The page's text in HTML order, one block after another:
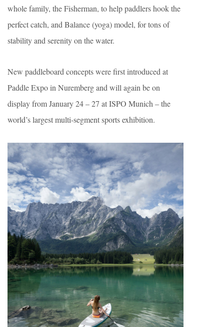
whole family, the Fisherman, to help paddlers hook the
perfect catch, and Balance (yoga) model, for tons of
stability and serenity on the water.
New paddleboard concepts were first introduced at
Paddle Expo in Nuremberg and will again be on
display from January 24 – 27 at ISPO Munich – the
world’s largest multi-segment sports exhibition.